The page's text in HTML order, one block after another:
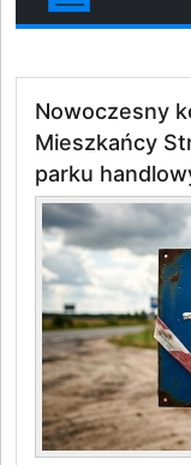
Nowoczesny
Mieszkańcy
parku